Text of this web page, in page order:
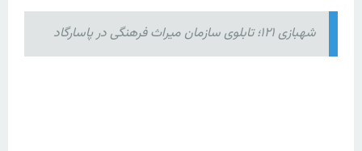
شهبازی ۱۲۱؛ تابلوی سازمان میراث فرهنگی در پاسارگاد